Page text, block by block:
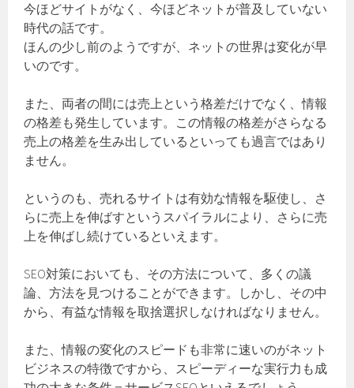
今ほどサイトがなく、今ほどネットが普及していない
時代の話です。
ほんの少し前のようですが、ネットの世界は変化が早
いのです。
また、両者の間には売上という格差だけでなく、情報
の格差も発生しています。この情報の格差がさらなる
売上の格差を生み出しているといっても過言ではあり
ません。
というのも、売れるサイトは有効な情報を駆使し、さ
らに売上を伸ばすというスパイラルにより、さらに売
上を伸ばし続けているといえます。
SEO対策においても、その方法について、多くの議
論、方法を見つけることができます。しかし、その中
から、有益な情報を取捨選択しなければなりません。
また、情報の変化のスピードも非常に速いのがネット
ビジネスの特徴ですから、スピーディーな実行力も成